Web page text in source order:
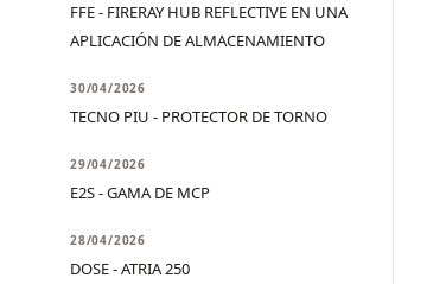
FFE - FIRERAY HUB REFLECTIVE EN UNA
APLICACIÓN DE ALMACENAMIENTO
30/04/2026
TECNO PIU - PROTECTOR DE TORNO
29/04/2026
E2S - GAMA DE MCP
28/04/2026
DOSE - ATRIA 250